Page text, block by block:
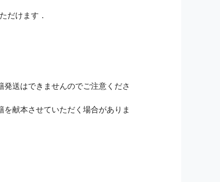
だけます．
送はできませんのでご注意くださ
献本させていただく場合がありま